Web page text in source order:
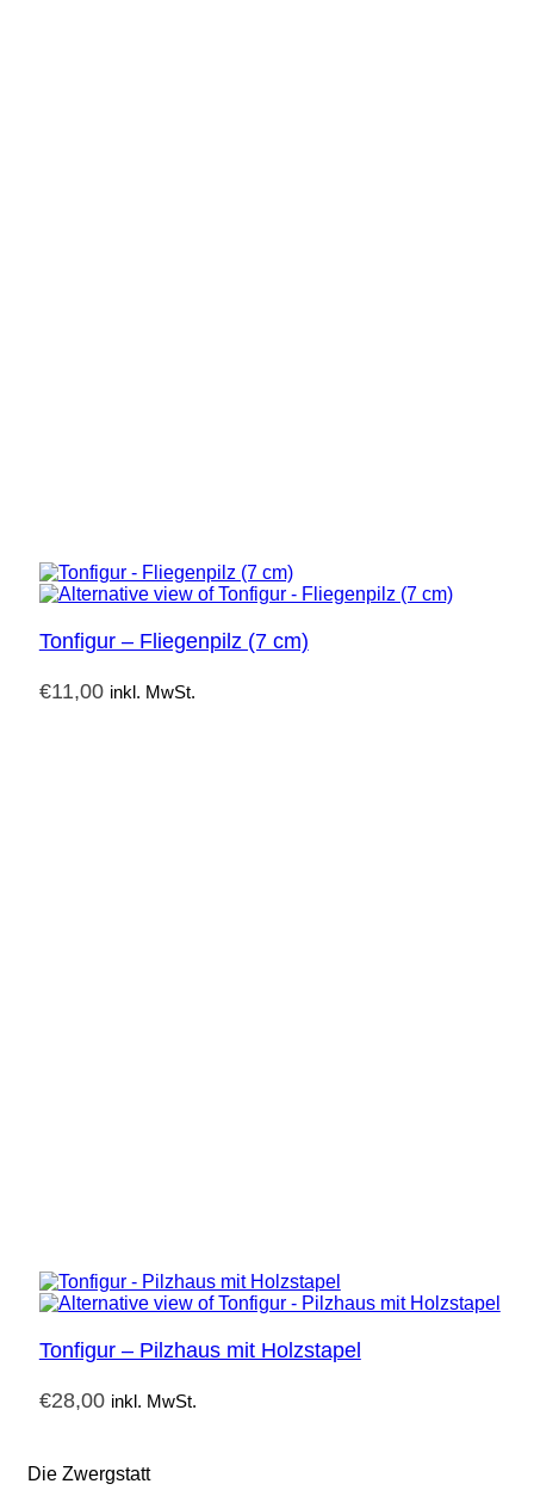
Tonfigur – Fliegenpilz (7 cm)
€11,00 inkl. MwSt.
Tonfigur – Pilzhaus mit Holzstapel
€28,00 inkl. MwSt.
Die Zwergstatt